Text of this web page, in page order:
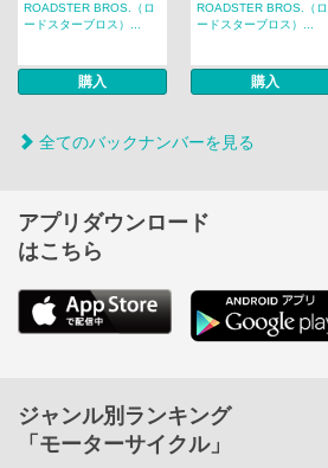
ROADSTER BROS.（ロ
ードスターブロス）...
購入
ROADSTER BROS.（ロ
ードスターブロス）...
購入
全てのバックナンバーを見る
アプリダウンロード
はこちら
ジャンル別ランキング
「モーターサイクル」